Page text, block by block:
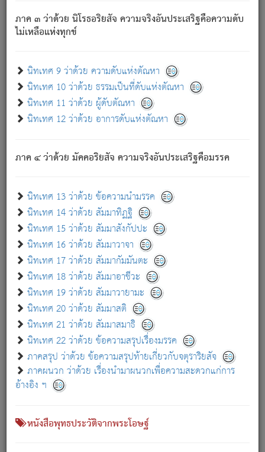
ภาค ๓ ว่าด้วย นิโรธอริยสัจ ความจริงอันประเสริฐคือความดับ
ไม่เหลือแห่งทุกข์
นิทเทศ 9 ว่าด้วย ความดับแห่งตัณหา
นิทเทศ 10 ว่าด้วย ธรรมเป็นที่ดับแห่งตัณหา
นิทเทศ 11 ว่าด้วย ผู้ดับตัณหา
นิทเทศ 12 ว่าด้วย อาการดับแห่งตัณหา
ภาค ๔ ว่าด้วย มัคคอริยสัจ ความจริงอันประเสริฐคือมรรค
นิทเทศ 13 ว่าด้วย ข้อความนำมรรค
นิทเทศ 14 ว่าด้วย สัมมาทิฏฐิ
นิทเทศ 15 ว่าด้วย สัมมาสังกัปปะ
นิทเทศ 16 ว่าด้วย สัมมาวาจา
นิทเทศ 17 ว่าด้วย สัมมากัมมันตะ
นิทเทศ 18 ว่าด้วย สัมมาอาชีวะ
นิทเทศ 19 ว่าด้วย สัมมาวายามะ
นิทเทศ 20 ว่าด้วย สัมมาสติ
นิทเทศ 21 ว่าด้วย สัมมาสมาธิ
นิทเทศ 22 ว่าด้วย ข้อความสรุปเรื่องมรรค
ภาคสรุป ว่าด้วย ข้อความสรุปท้ายเกี่ยวกับจตุราริยสัจ
ภาคผนวก ว่าด้วย เรื่องนำมาผนวกเพื่อความสะดวกแก่การ
อ้างอิง ฯ
หนังสือพุทธประวัติจากพระโอษฐ์
ภิกษุนั้น เป็นผู้ครอบงำมารได้แล้ว ชนะสงครามแล้ว ก้าวล่วง
ภพทั้งหลายทั้งปวงได้แล้ว เป็นผู้คงที่ (คือไม่เปลี่ยนแปลงอีกต่อ
- อุ.ขุ. ๒๕/๑๒๑/๘๔.
(ข้อความนี้ เป็นพระพุทธอุทานที่ทรงเปล่งออก ที่โคนต้นโพธิ์
เป็นที่ตรัสรู้ เมื่อตรัสรู้แล้วได้ 7 วัน)
เกี่ยวกับธรรมโฆษณ์ออนไลน์ (Disclaimer)
แม้ระบบ "ธรรมโฆษณ์ออนไลน์" พยายามปรับปรุงข้อมูลให้ถูกต้องมากที่สุด
ผู้ศึกษาก็พึงตรวจสอบกับตัวเล่มหนังสือต้นฉบับ ที่มีการพิมพ์ครั้งล่าสุด
ก่อนนำข้อมูลไปใช้ในการอ้างอิง"
เกี่ยวกับอัตถจารี|เกี่ยวกับการพัฒนา|แจ้งข้อผิดพลาด / แนะนำ
หนังสือที่เกี่ยวข้อง